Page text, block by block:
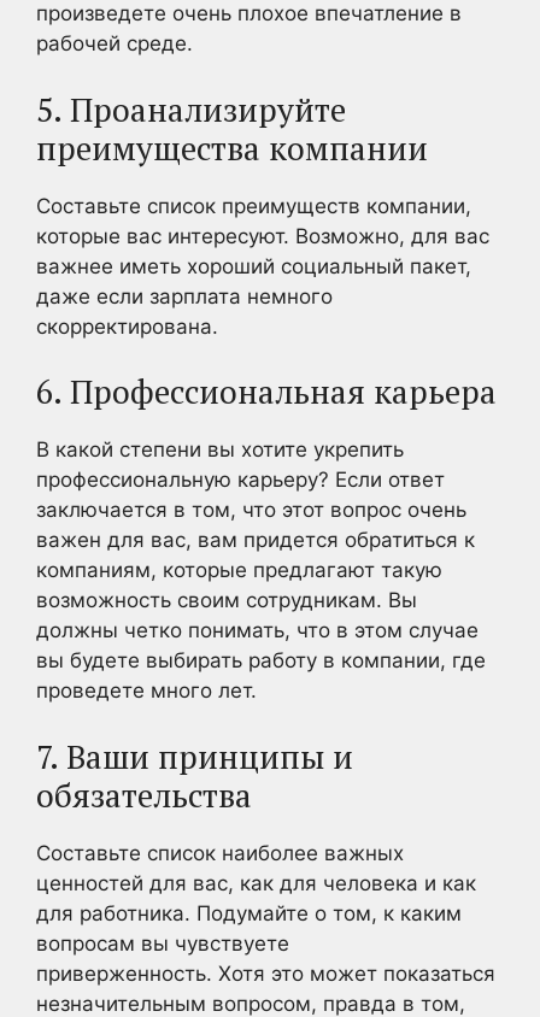
произведете очень плохое впечатление в
рабочей среде.
5. Проанализируйте
преимущества компании
Составьте список преимуществ компании,
которые вас интересуют. Возможно, для вас
важнее иметь хороший социальный пакет,
даже если зарплата немного
скорректирована.
6. Профессиональная карьера
В какой степени вы хотите укрепить
профессиональную карьеру? Если ответ
заключается в том, что этот вопрос очень
важен для вас, вам придется обратиться к
компаниям, которые предлагают такую
возможность своим сотрудникам. Вы
должны четко понимать, что в этом случае
вы будете выбирать работу в компании, где
проведете много лет.
7. Ваши принципы и
обязательства
Составьте список наиболее важных
ценностей для вас, как для человека и как
для работника. Подумайте о том, к каким
вопросам вы чувствуете
приверженность. Хотя это может показаться
незначительным вопросом, правда в том,